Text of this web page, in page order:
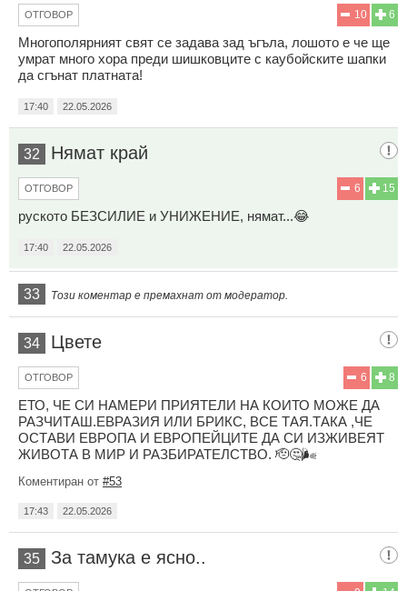
6
10
ОТГОВОР
Многополярният свят се задава зад ъгъла, лошото е че ще
умрат много хора преди шишковците с каубойските шапки
да сгънат платната!
17:40 22.05.2026
32 Нямат край
15
6
ОТГОВОР
руското БЕЗСИЛИЕ и УНИЖЕНИЕ, нямат...😂
17:40 22.05.2026
33 Този коментар е премахнат от модератор.
34 Цвете
8
6
ОТГОВОР
ЕТО, ЧЕ СИ НАМЕРИ ПРИЯТЕЛИ НА КОИТО МОЖЕ ДА
РАЗЧИТАШ.ЕВРАЗИЯ ИЛИ БРИКС, ВСЕ ТАЯ.ТАКА ,ЧЕ
ОСТАВИ ЕВРОПА И ЕВРОПЕЙЦИТЕ ДА СИ ИЗЖИВЕЯТ
ЖИВОТА В МИР И РАЗБИРАТЕЛСТВО. 🫡🤔🌬
Коментиран от #53
17:43 22.05.2026
35 За тамука е ясно..